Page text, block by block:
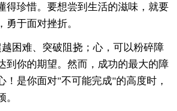
得珍惜。要想尝到生活的滋味，就要
于面对挫折。
困难、突破阻挠；心，可以粉碎障
到你的期望。然而，成功的最大的障
！是你面对"不可能完成"的高度时，